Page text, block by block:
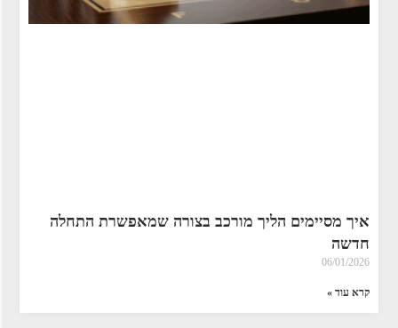
איך מסיימים הליך מורכב בצורה שמאפשרת התחלה
חדשה
06/01/2026
קרא עוד »